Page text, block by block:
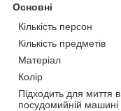
Основні
Кількість персон
Кількість предметів
Матеріал
Колір
Підходить для миття в
посудомийній машині